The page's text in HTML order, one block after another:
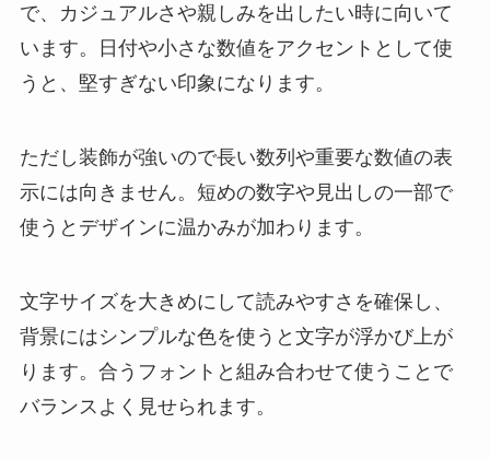
で、カジュアルさや親しみを出したい時に向いて
います。日付や小さな数値をアクセントとして使
うと、堅すぎない印象になります。
ただし装飾が強いので長い数列や重要な数値の表
示には向きません。短めの数字や見出しの一部で
使うとデザインに温かみが加わります。
文字サイズを大きめにして読みやすさを確保し、
背景にはシンプルな色を使うと文字が浮かび上が
ります。合うフォントと組み合わせて使うことで
バランスよく見せられます。